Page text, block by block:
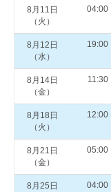
8月11日
（火）
04:00
8月12日
（水）
19:00
8月14日
（金）
11:30
8月18日
（火）
12:00
8月21日
（金）
05:00
8月25日
04:00